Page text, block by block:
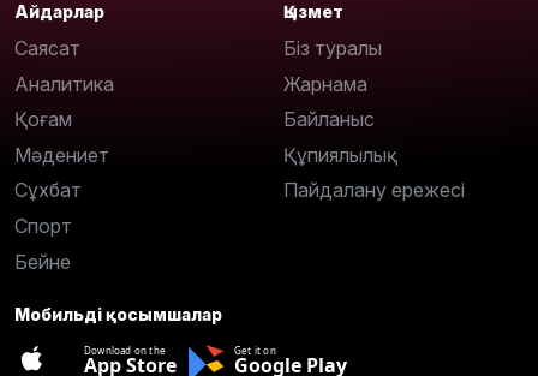
Айдарлар
Саясат
Аналитика
Қоғам
Мәдениет
Сұхбат
Спорт
Бейне
Қызмет
Біз туралы
Жарнама
Байланыс
Құпиялылық
Пайдалану ережесі
Мобильді қосымшалар
Download on the
App Store
Get it on
Google Play